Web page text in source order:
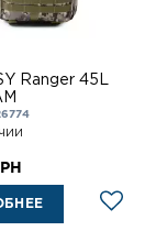
Ranger 45L